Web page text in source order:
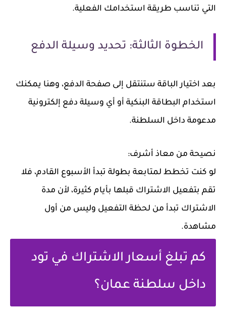
التي تناسب طريقة استخدامك الفعلية.
الخطوة الثالثة: تحديد وسيلة الدفع
بعد اختيار الباقة ستنتقل إلى صفحة الدفع، وهنا يمكنك
استخدام البطاقة البنكية أو أي وسيلة دفع إلكترونية
مدعومة داخل السلطنة.
نصيحة من معاذ أشرف:
لو كنت تخطط لمتابعة بطولة تبدأ الأسبوع القادم، فلا
تقم بتفعيل الاشتراك قبلها بأيام كثيرة، لأن مدة
الاشتراك تبدأ من لحظة التفعيل وليس من أول
مشاهدة.
كم تبلغ أسعار الاشتراك في تود
داخل سلطنة عمان؟